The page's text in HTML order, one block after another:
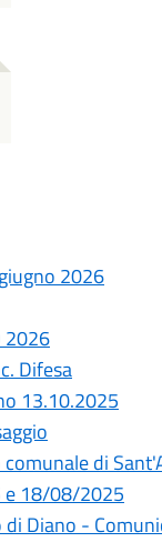
2026
2026
Difesa
13.10.2025
di
e 18/08/2025
Diano -